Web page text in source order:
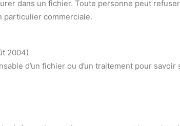
dans un fichier. Toute personne peut
particulier commerciale.
2004)
d’un fichier ou d’un traitement pour